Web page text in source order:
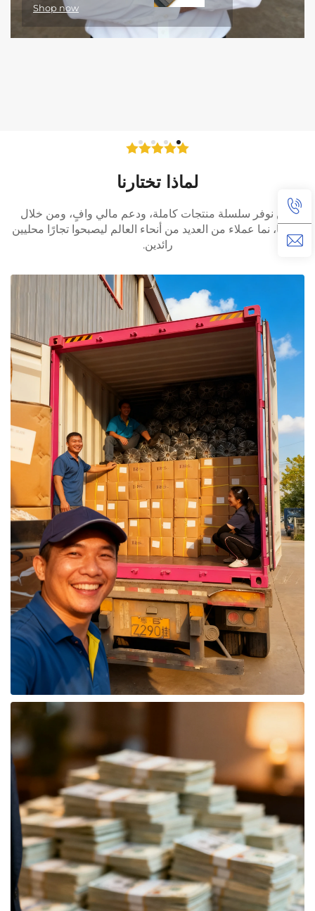
Shop now
لماذا تختارنا
نحن نوفر سلسلة منتجات كاملة، ودعم مالي وافٍ، ومن خلال
تعاوننا، نما عملاء من العديد من أنحاء العالم ليصبحوا تجارًا محليين
رائدين.